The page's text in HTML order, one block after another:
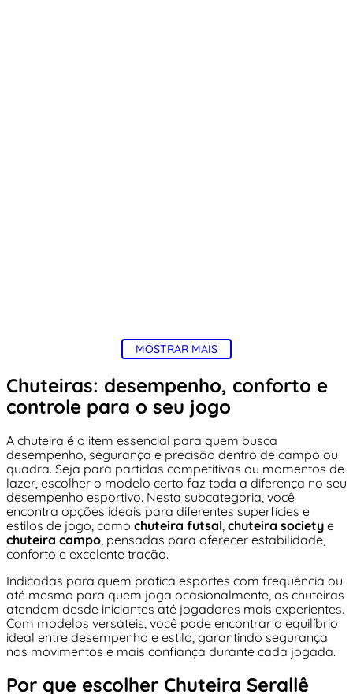
MOSTRAR MAIS
Chuteiras: desempenho, conforto e
controle para o seu jogo
A chuteira é o item essencial para quem busca
desempenho, segurança e precisão dentro de campo ou
quadra. Seja para partidas competitivas ou momentos de
lazer, escolher o modelo certo faz toda a diferença no seu
desempenho esportivo. Nesta subcategoria, você
encontra opções ideais para diferentes superfícies e
estilos de jogo, como chuteira futsal chuteira society e
chuteira campo , pensadas para oferecer estabilidade,
conforto e excelente tração.
Indicadas para quem pratica esportes com frequência ou
até mesmo para quem joga ocasionalmente, as chuteiras
atendem desde iniciantes até jogadores mais experientes.
Com modelos versáteis, você pode encontrar o equilíbrio
ideal entre desempenho e estilo, garantindo segurança
nos movimentos e mais confiança durante cada jogada.
Por que escolher Chuteira Serallê